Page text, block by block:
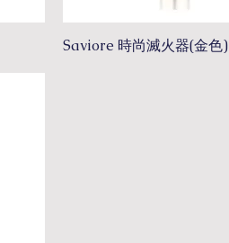
Saviore 時尚滅火器(金色)